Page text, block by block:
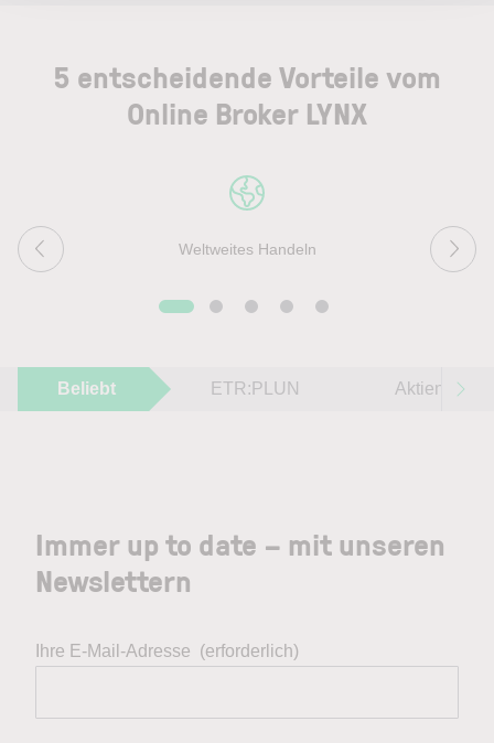
5 entscheidende Vorteile vom
Online Broker LYNX
Weltweites Handeln
Beliebt ETR:PLUN Aktien im
Immer up to date – mit unseren
Newslettern
Ihre E-Mail-Adresse (erforderlich)